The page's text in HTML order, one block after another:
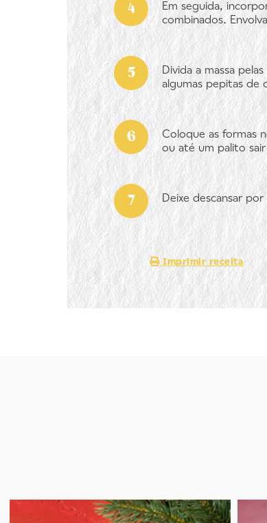
Em seguida,
combinados.
Divida a massa
algumas pepitas de
Coloque as formas
ou até um palito
Deixe descansar
Imprimir receita